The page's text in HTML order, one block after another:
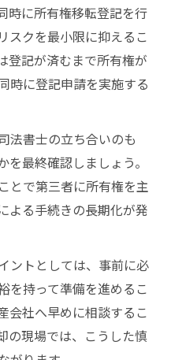
時に所有権移転登記を行
スクを最小限に抑えるこ
登記が済むまで所有権が
時に登記申請を実施する
法書士の立ち合いのも
最終確認しましょう。
とで第三者に所有権を主
よる手続きの長期化が発
ントとしては、事前に必
を持って準備を進めるこ
会社へ早めに相談するこ
の現場では、こうした慎